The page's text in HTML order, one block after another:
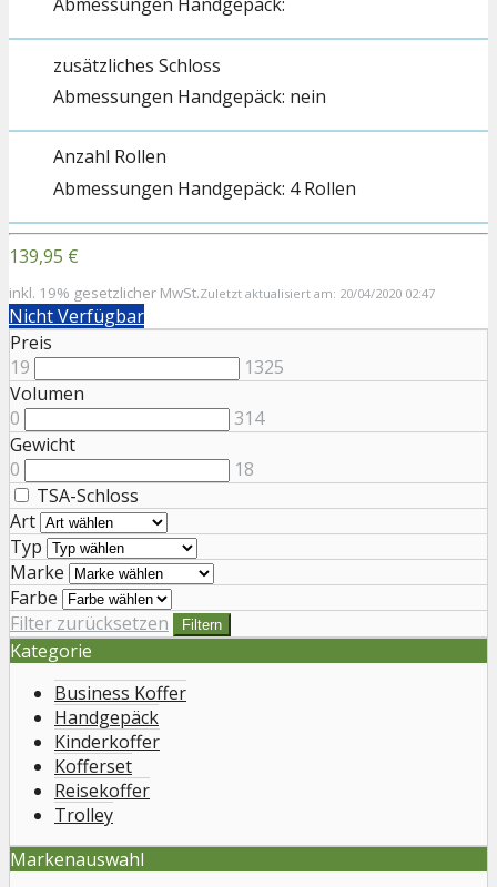
zusätzliches Schloss
nein
Anzahl Rollen
4 Rollen
139,95 €
inkl. 19% gesetzlicher MwSt.Zuletzt aktualisiert am: 20/04/2020 02:47
Nicht Verfügbar
Preis
19
1325
Volumen
0
314
Gewicht
0
18
TSA-Schloss
Art
Typ
Marke
Farbe
Filter zurücksetzen
Filtern
Kategorie
Business Koffer
Handgepäck
Kinderkoffer
Kofferset
Reisekoffer
Trolley
Markenauswahl